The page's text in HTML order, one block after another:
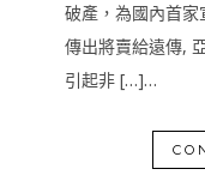
破產，為國內首
傳出將賣給遠傳,
引起非 […]…